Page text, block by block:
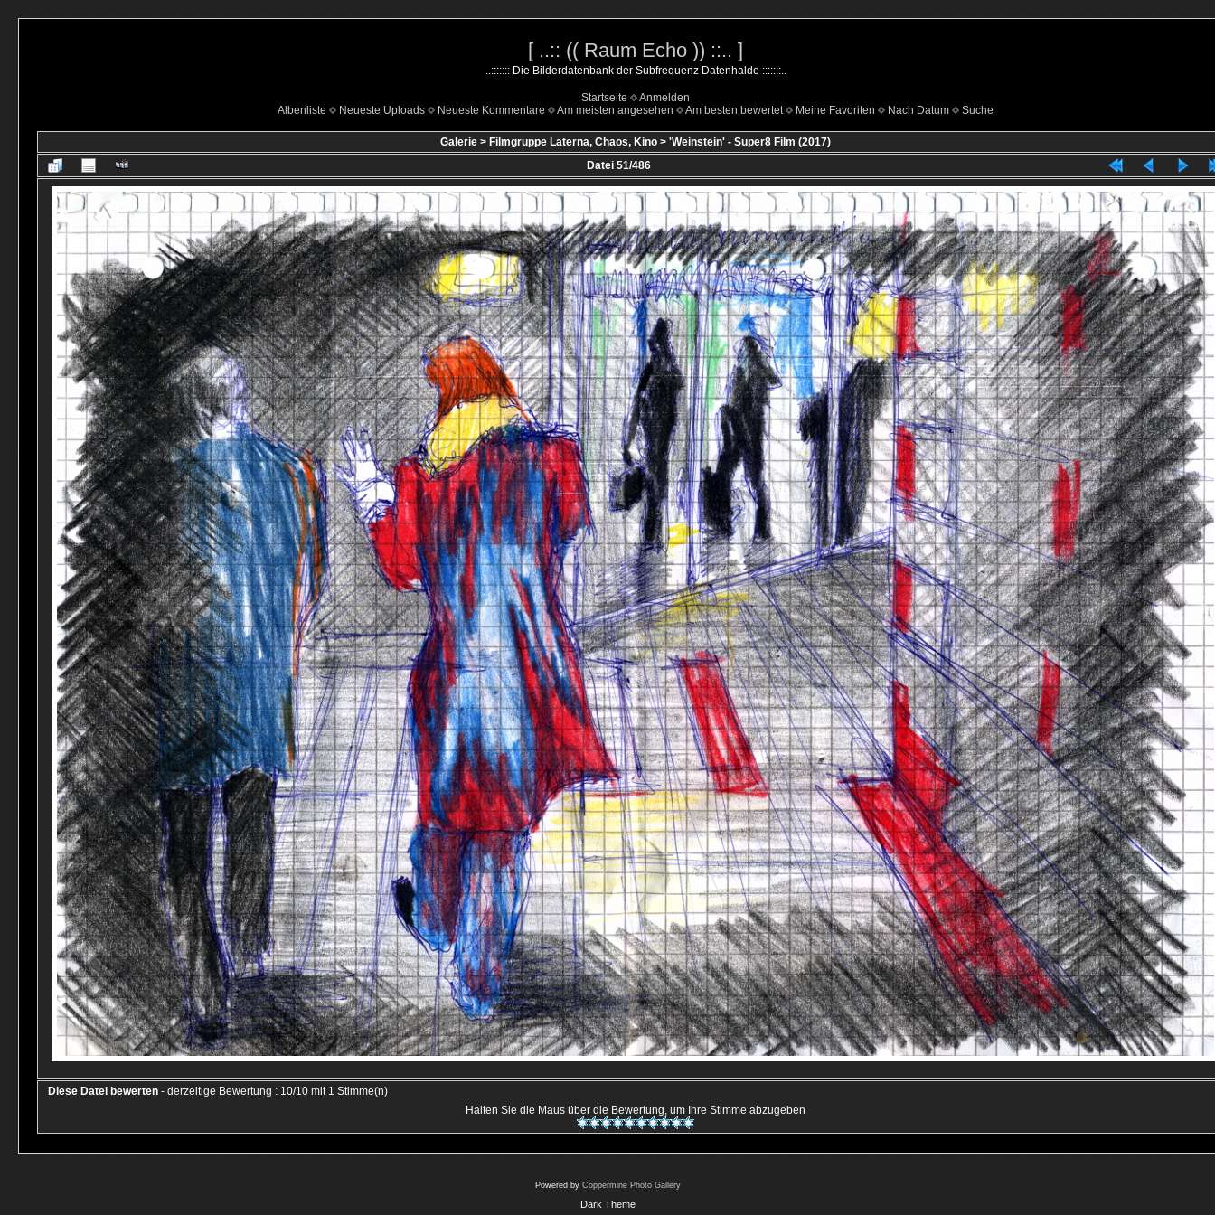
[ ..:: (( Raum Echo )) ::.. ]
..::::::: Die Bilderdatenbank der Subfrequenz Datenhalde :::::::..
Startseite
Anmelden
Albenliste
Neueste Uploads Neueste Kommentare Am meisten angesehen Am besten bewertet Meine Favoriten Nach Datum Suche
Galerie > Filmgruppe Laterna, Chaos, Kino > 'Weinstein' - Super8 Film (2017)
Datei 51/486
Diese Datei bewerten - derzeitige Bewertung : 10/10 mit 1 Stimme(n)
Halten Sie die Maus über die Bewertung, um Ihre Stimme abzugeben
Powered by Coppermine Photo Gallery
Dark Theme